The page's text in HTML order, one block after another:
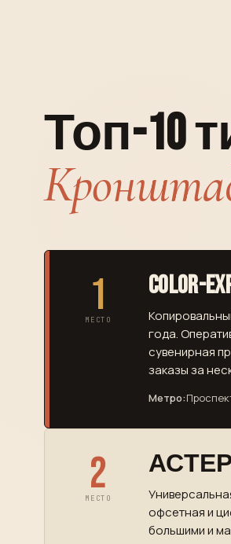
Топ-10
1
МЕСТО
Color-
года.
сувенирная
заказы за
Метро:
2
МЕСТО
офсетная и
большими и